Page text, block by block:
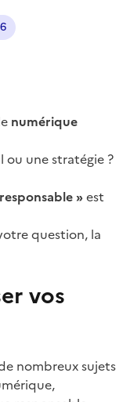
numérique
une stratégie ?
»est
question, la
vos
nombreux sujets